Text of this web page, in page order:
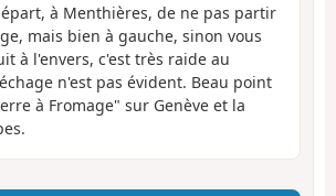
à Menthières, de ne pas partir
mais bien à gauche, sinon vous
à l'envers, c'est très raide au
n'est pas évident. Beau point
à Fromage" sur Genève et la